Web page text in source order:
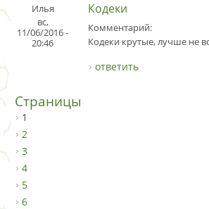
Илья
вс,
11/06/2016 -
20:46
Кодеки
Комментарий:
Кодеки крутые, лучше не
ответить
Страницы
1
2
3
4
5
6